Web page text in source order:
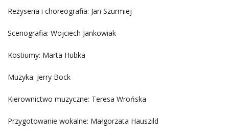
Reżyseria i choreografia: Jan Szurmiej
Scenografia: Wojciech Jankowiak
Kostiumy: Marta Hubka
Muzyka: Jerry Bock
Kierownictwo muzyczne: Teresa Wrońska
Przygotowanie wokalne: Małgorzata Hauszild